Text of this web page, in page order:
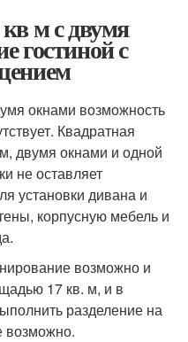
м с двумя
гостиной с
окнами возможность
Квадратная
двумя окнами и одной
не оставляет
установки дивана и
корпусную мебель и
возможно и
17 кв. м, и в
разделение на
возможно.